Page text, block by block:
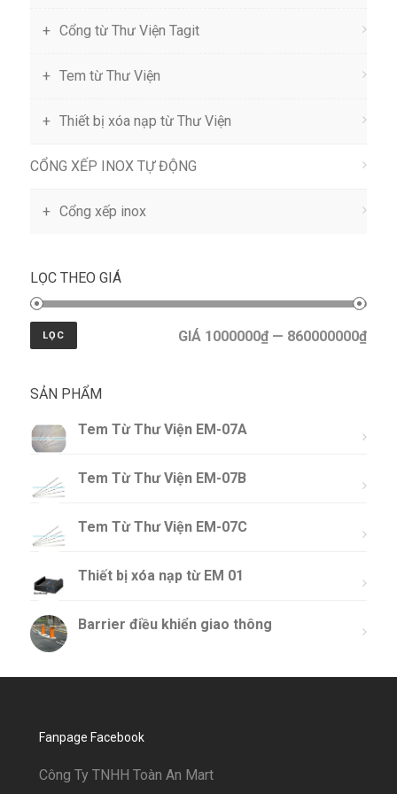
Cổng từ Thư Viện Tagit
Tem từ Thư Viện
Thiết bị xóa nạp từ Thư Viện
CỔNG XẾP INOX TỰ ĐỘNG
Cổng xếp inox
LỌC THEO GIÁ
LỌC GIÁ 1000000₫ — 860000000₫
SẢN PHẨM
Tem Từ Thư Viện EM-07A
Tem Từ Thư Viện EM-07B
Tem Từ Thư Viện EM-07C
Thiết bị xóa nạp từ EM 01
Barrier điều khiển giao thông
Fanpage Facebook
Công Ty TNHH Toàn An Mart